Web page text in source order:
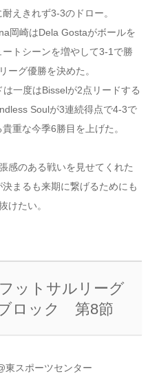
えきれず3-3のドロー。
岡崎はDela Gostaがボールを
トシーンを増やして3-1で勝
ーグ優勝を決めた。
一度はBisselが2点リードする
Soulが3連続得点で4-3で
重な今季6勝目を上げた。
感のある戦いを見せてくれた
まるも来期に繋げるためにも
けたい。
ットサルリーグ
ロック 第8節
東スポーツセンター